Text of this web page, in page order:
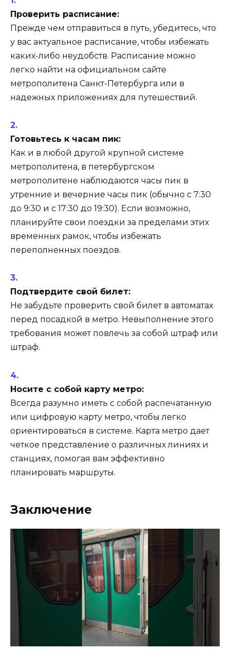
Проверить расписание:
Прежде чем отправиться в путь, убедитесь, что
у вас актуальное расписание, чтобы избежать
каких-либо неудобств. Расписание можно
легко найти на официальном сайте
метрополитена Санкт-Петербурга или в
надежных приложениях для путешествий.
Готовьтесь к часам пик:
Как и в любой другой крупной системе
метрополитена, в петербургском
метрополитене наблюдаются часы пик в
утренние и вечерние часы пик (обычно с 7:30
до 9:30 и с 17:30 до 19:30). Если возможно,
планируйте свои поездки за пределами этих
временных рамок, чтобы избежать
переполненных поездов.
Подтвердите свой билет:
Не забудьте проверить свой билет в автоматах
перед посадкой в ​​метро. Невыполнение этого
требования может повлечь за собой штраф или
штраф.
Носите с собой карту метро:
Всегда разумно иметь с собой распечатанную
или цифровую карту метро, ​​чтобы легко
ориентироваться в системе. Карта метро дает
четкое представление о различных линиях и
станциях, помогая вам эффективно
планировать маршруты.
Заключение